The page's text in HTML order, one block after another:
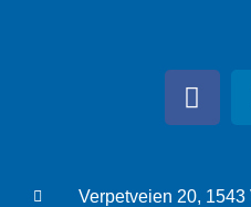
Verpetveien 20, 1543